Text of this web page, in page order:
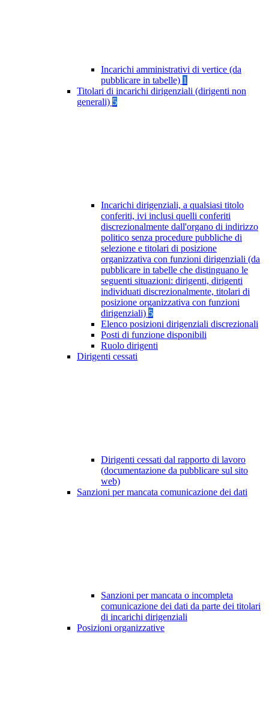
Incarichi amministrativi di vertice (da
pubblicare in tabelle) 1
Titolari di incarichi dirigenziali (dirigenti non
generali) 5
Incarichi dirigenziali, a qualsiasi titolo
conferiti, ivi inclusi quelli conferiti
discrezionalmente dall'organo di indirizzo
politico senza procedure pubbliche di
selezione e titolari di posizione
organizzativa con funzioni dirigenziali (da
pubblicare in tabelle che distinguano le
seguenti situazioni: dirigenti, dirigenti
individuati discrezionalmente, titolari di
posizione organizzativa con funzioni
dirigenziali) 5
Elenco posizioni dirigenziali discrezionali
Posti di funzione disponibili
Ruolo dirigenti
Dirigenti cessati
Dirigenti cessati dal rapporto di lavoro
(documentazione da pubblicare sul sito
web)
Sanzioni per mancata comunicazione dei dati
Sanzioni per mancata o incompleta
comunicazione dei dati da parte dei titolari
di incarichi dirigenziali
Posizioni organizzative